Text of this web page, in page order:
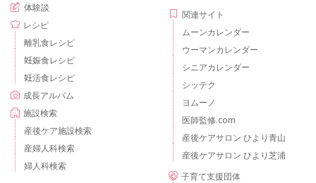
体験談
レシピ
離乳食レシピ
妊娠食レシピ
妊活食レシピ
成長アルバム
施設検索
産後ケア施設検索
産婦人科検索
婦人科検索
関連サイト
ムーンカレンダー
ウーマンカレンダー
シニアカレンダー
シッテク
ヨムーノ
医師監修.com
産後ケアサロン ひより青山
産後ケアサロン ひより芝浦
子育て支援団体